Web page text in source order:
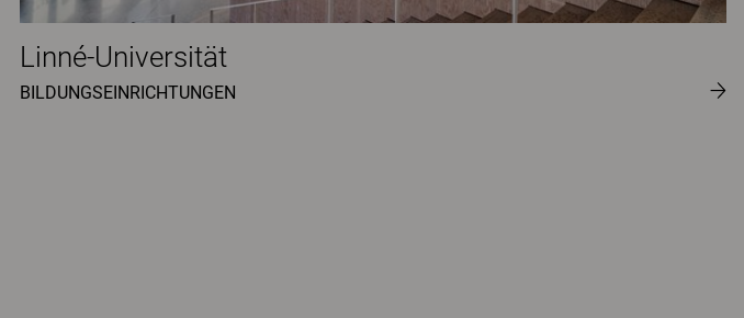
Linné-Universität
BILDUNGSEINRICHTUNGEN